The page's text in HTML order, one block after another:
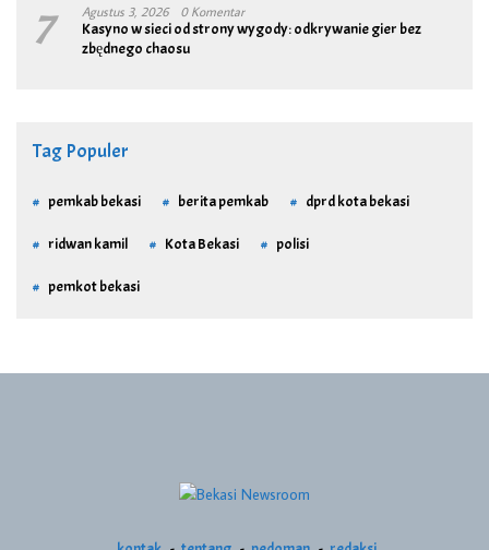
7 Agustus 3, 2026 0 Komentar
Kasyno w sieci od strony wygody: odkrywanie gier bez
zbędnego chaosu
Tag Populer
pemkab bekasi berita pemkab dprd kota bekasi
ridwan kamil Kota Bekasi polisi
pemkot bekasi